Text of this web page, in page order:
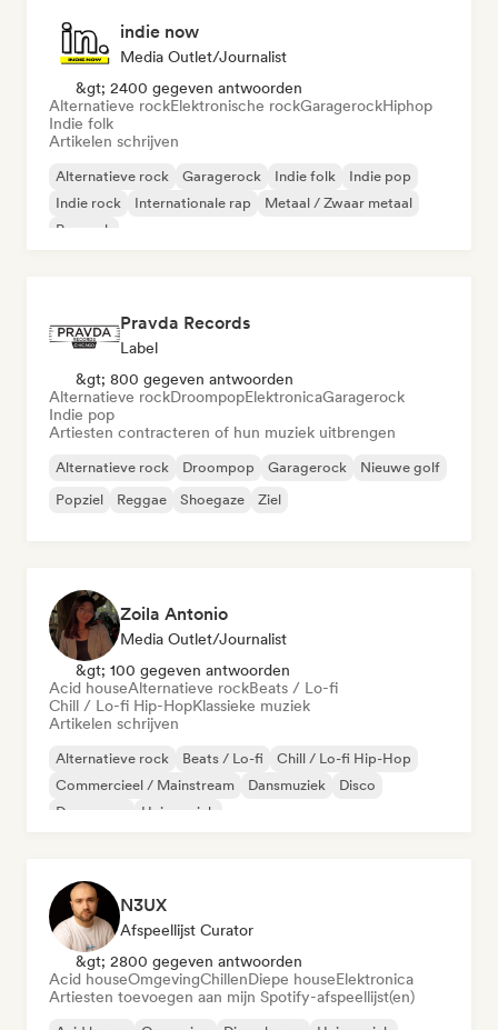
indie now
Media Outlet/Journalist
&gt; 2400 gegeven antwoorden
Alternatieve rockElektronische rockGaragerockHiphop
Indie folk
Artikelen schrijven
Alternatieve rock Garagerock Indie folk
Indie pop
Indie rock
Internationale rap
Metaal / Zwaar metaal
Poprock
Pravda Records
Label
&gt; 800 gegeven antwoorden
Alternatieve rockDroompopElektronicaGaragerock
Indie pop
Artiesten contracteren of hun muziek uitbrengen
Alternatieve rock Droompop Garagerock
Nieuwe golf
Popziel
Reggae Shoegaze Ziel
Zoila Antonio
Media Outlet/Journalist
&gt; 100 gegeven antwoorden
Acid houseAlternatieve rockBeats / Lo-fi
Chill / Lo-fi Hip-HopKlassieke muziek
Artikelen schrijven
Alternatieve rock Beats / Lo-fi
Chill / Lo-fi Hip-Hop
Commercieel / Mainstream
Dansmuziek
Disco
Droompop
Huismuziek
N3UX
Afspeellijst Curator
&gt; 2800 gegeven antwoorden
Acid houseOmgevingChillenDiepe houseElektronica
Artiesten toevoegen aan mijn Spotify-afspeellijst(en)